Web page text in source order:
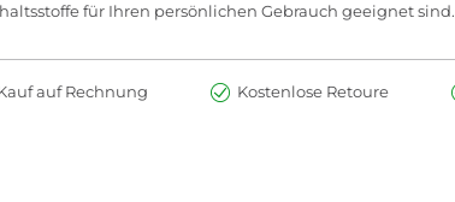
für Ihren persönlichen Gebrauch geeignet sind.
auf Rechnung Kostenlose Retoure